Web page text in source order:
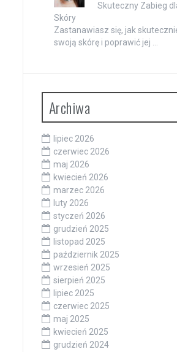
Skuteczny Zabieg
Skóry
Zastanawiasz się, jak
swoją skórę i poprawić jej …
Archiwa
lipiec 2026
czerwiec 2026
maj 2026
kwiecień 2026
marzec 2026
luty 2026
styczeń 2026
grudzień 2025
listopad 2025
październik 2025
wrzesień 2025
sierpień 2025
lipiec 2025
czerwiec 2025
maj 2025
kwiecień 2025
grudzień 2024